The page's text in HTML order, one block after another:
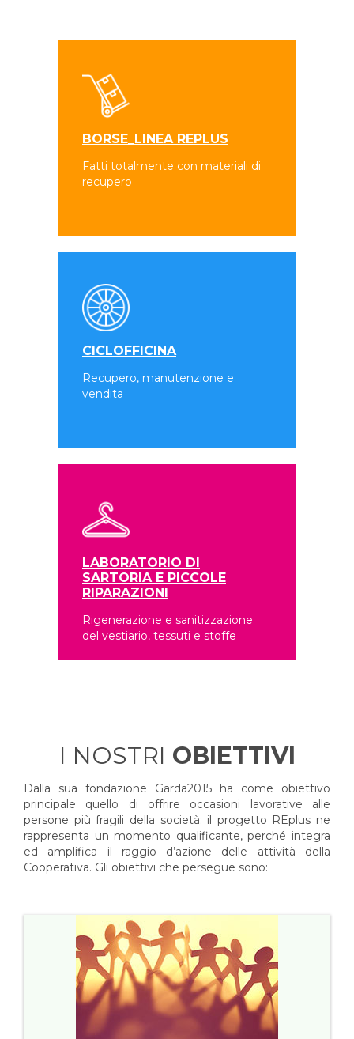
BORSE_LINEA REPLUS
Fatti totalmente con materiali di
recupero
CICLOFFICINA
Recupero, manutenzione e
vendita
LABORATORIO DI
SARTORIA E PICCOLE
RIPARAZIONI
Rigenerazione e sanitizzazione
del vestiario, tessuti e stoffe
I NOSTRI OBIETTIVI
Dalla sua fondazione Garda2015 ha come obiettivo
principale quello di offrire occasioni lavorative alle
persone più fragili della società: il progetto REplus ne
rappresenta un momento qualificante, perché integra
ed amplifica il raggio d’azione delle attività della
Cooperativa. Gli obiettivi che persegue sono: